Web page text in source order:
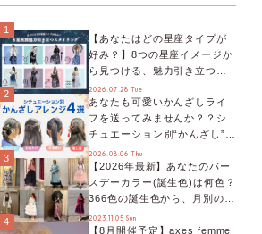
1
【あなたはどの星座タイプが
好み？】8つの星座イメージか
ら見つける、魅力引き立つス
タイリング♡
2026.07.28 Tue
2
あなたも可愛いかんざしライ
フを送ってみませんか？？シ
チュエーション別“かんざし”の
オススメ【ショップスタッフ
編集部】
2026.08.06 Thu
3
【2026年最新】あなたのバー
スデーカラー(誕生色)は何色？
366色の誕生色から、月別の誕
生色、バースデーカラーコー
デまでご紹介♡
2023.11.05 Sun
4
【8月開催予定】axes femme